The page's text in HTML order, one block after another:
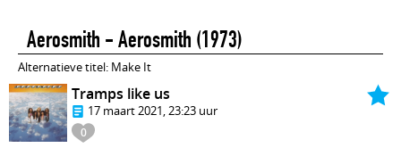
Aerosmith - Aerosmith (1973)
Alternatieve titel: Make It
0
Tramps like us
17 maart 2021, 23:23 uur